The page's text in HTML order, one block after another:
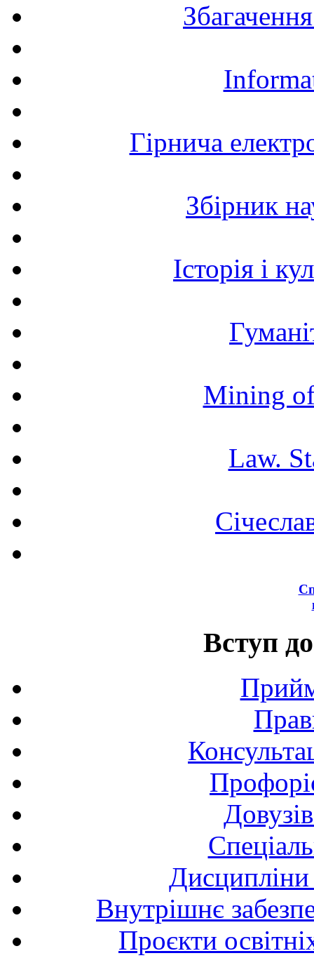
Гірнича
Збірник
Історія і
Mining
Law.
Вступ
Внутрішнє
Проєкти